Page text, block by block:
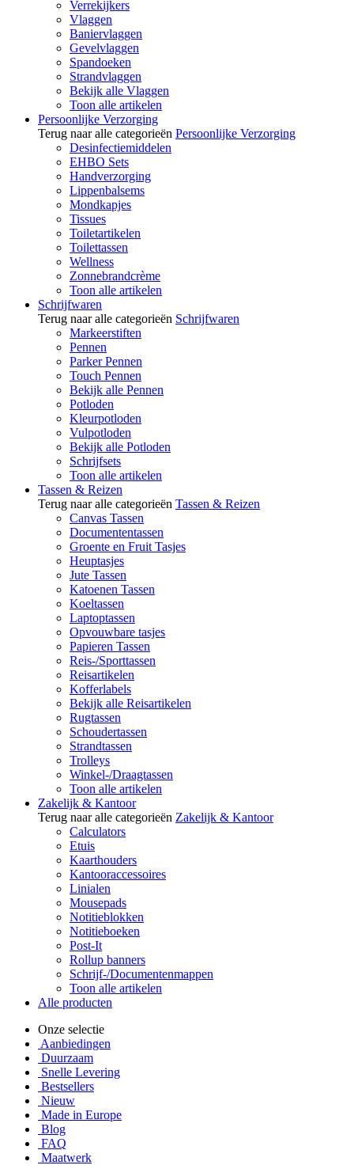
Verrekijkers
Vlaggen
Baniervlaggen
Gevelvlaggen
Spandoeken
Strandvlaggen
Bekijk alle Vlaggen
Toon alle artikelen
Persoonlijke Verzorging
Terug naar alle categorieën Persoonlijke Verzorging
Desinfectiemiddelen
EHBO Sets
Handverzorging
Lippenbalsems
Mondkapjes
Tissues
Toiletartikelen
Toilettassen
Wellness
Zonnebrandcrème
Toon alle artikelen
Schrijfwaren
Terug naar alle categorieën Schrijfwaren
Markeerstiften
Pennen
Parker Pennen
Touch Pennen
Bekijk alle Pennen
Potloden
Kleurpotloden
Vulpotloden
Bekijk alle Potloden
Schrijfsets
Toon alle artikelen
Tassen & Reizen
Terug naar alle categorieën Tassen & Reizen
Canvas Tassen
Documententassen
Groente en Fruit Tasjes
Heuptasjes
Jute Tassen
Katoenen Tassen
Koeltassen
Laptoptassen
Opvouwbare tasjes
Papieren Tassen
Reis-/Sporttassen
Reisartikelen
Kofferlabels
Bekijk alle Reisartikelen
Rugtassen
Schoudertassen
Strandtassen
Trolleys
Winkel-/Draagtassen
Toon alle artikelen
Zakelijk & Kantoor
Terug naar alle categorieën Zakelijk & Kantoor
Calculators
Etuis
Kaarthouders
Kantooraccessoires
Linialen
Mousepads
Notitieblokken
Notitieboeken
Post-It
Rollup banners
Schrijf-/Documentenmappen
Toon alle artikelen
Alle producten
Onze selectie
Aanbiedingen
Duurzaam
Snelle Levering
Bestsellers
Nieuw
Made in Europe
Blog
FAQ
Maatwerk